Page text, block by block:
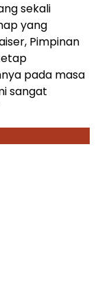
sekali
yang
Pimpinan
pada masa
sangat